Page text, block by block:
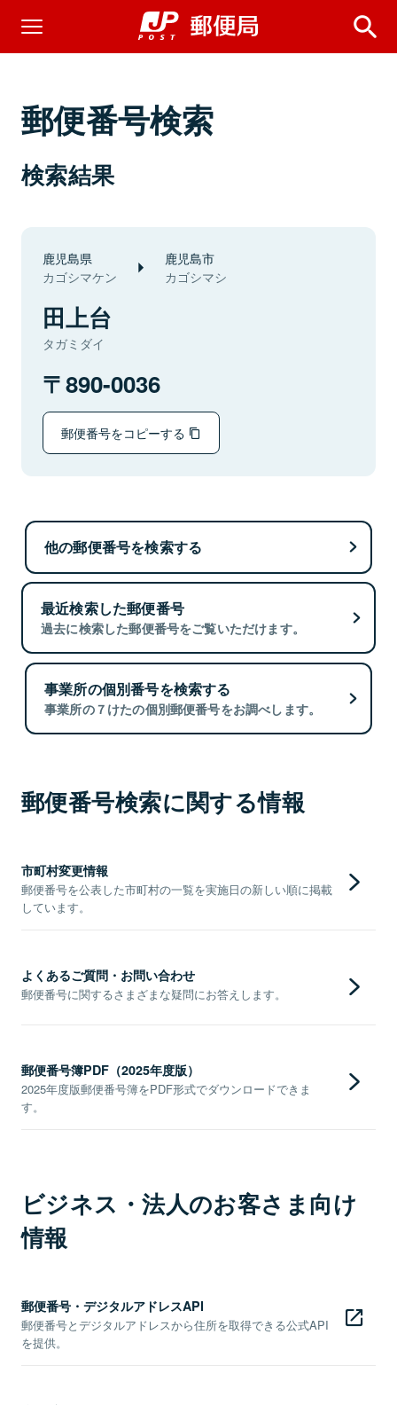
郵便番号検索
検索結果
鹿児島県
カゴシマケン
鹿児島市
カゴシマシ
田上台
タガミダイ
890-0036
郵便番号をコピーする
他の郵便番号を検索する
最近検索した郵便番号
過去に検索した郵便番号をご覧いただけます。
事業所の個別番号を検索する
事業所の７けたの個別郵便番号をお調べします。
郵便番号検索に関する情報
市町村変更情報
郵便番号を公表した市町村の一覧を実施日の新しい順に掲載
しています。
よくあるご質問・お問い合わせ
郵便番号に関するさまざまな疑問にお答えします。
郵便番号簿PDF（2025年度版）
2025年度版郵便番号簿をPDF形式でダウンロードできま
す。
ビジネス・法人のお客さま向け
情報
郵便番号・デジタルアドレスAPI
郵便番号とデジタルアドレスから住所を取得できる公式API
を提供。